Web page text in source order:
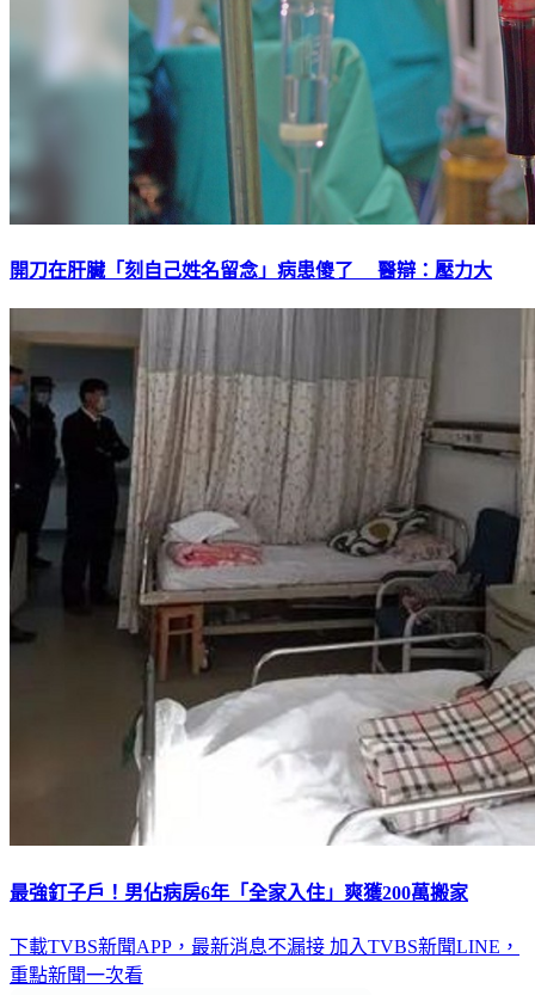
開刀在肝臟「刻自己姓名留念」病患傻了 醫辯：壓力大
最強釘子戶！男佔病房6年「全家入住」爽獲200萬搬家
下載TVBS新聞APP，最新消息不漏接 加入TVBS新聞LINE，
重點新聞一次看